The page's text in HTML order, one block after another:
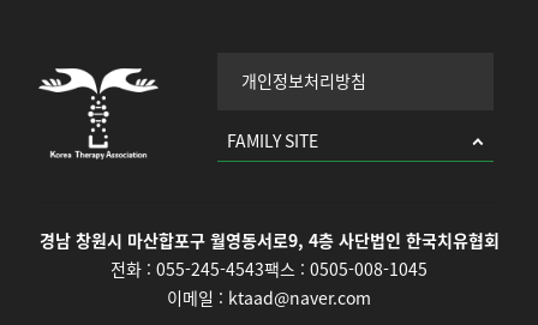
경남 창원시 마산합포구 월영동서로9, 4층 사단법인 한국치유협회
전화 : 055-245-4543팩스 : 0505-008-1045
이메일 : ktaad@naver.com
개인정보처리방침
FAMILY SITE